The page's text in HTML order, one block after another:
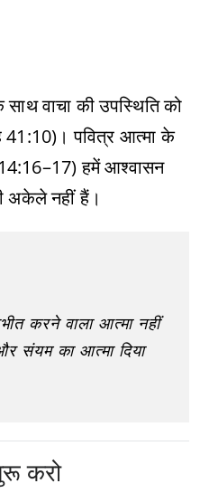
वाचा की उपस्थिति को
41:10)। पवित्र आत्मा के
14:16–17) हमें आश्वासन
अकेले नहीं हैं।
करने वाला आत्मा नहीं
संयम का आत्मा दिया
करो